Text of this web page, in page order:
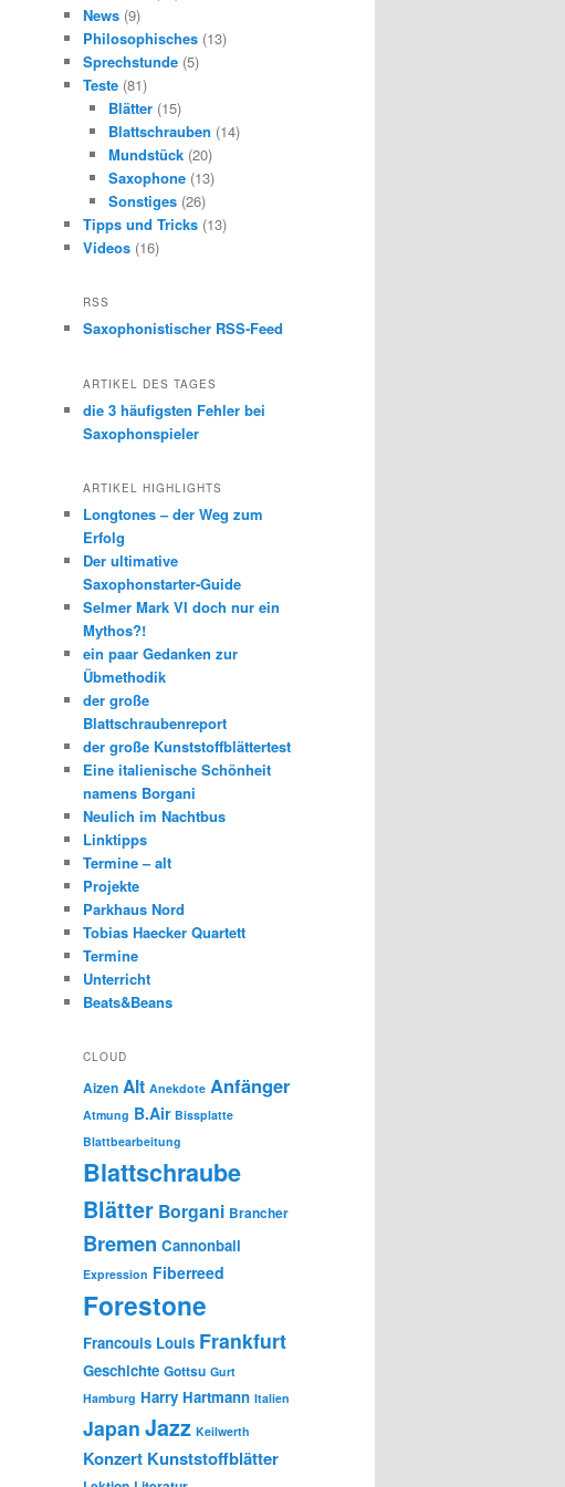
News (9)
Philosophisches (13)
Sprechstunde (5)
Teste (81)
Blätter(15)
Blattschrauben (14)
Mundstück(20)
Saxophone(13)
Sonstiges(26)
Tipps und Tricks (13)
Videos (16)
RSS
Saxophonistischer RSS-Feed
ARTIKEL DES TAGES
die 3 häufigsten Fehler bei
Saxophonspieler
ARTIKEL HIGHLIGHTS
Longtones – der Weg zum
Erfolg
Der ultimative
Saxophonstarter-Guide
Selmer Mark VI doch nur ein
Mythos?!
ein paar Gedanken zur
Übmethodik
der große
Blattschraubenreport
der große Kunststoffblättertest
Eine italienische Schönheit
namens Borgani
Neulich im Nachtbus
Linktipps
Termine – alt
Projekte
Parkhaus Nord
Tobias Haecker Quartett
Termine
Unterricht
Beats&Beans
CLOUD
Aizen Alt Anekdote Anfänger
Atmung B.Air Bissplatte
Blattbearbeitung
Blattschraube
Blätter Borgani Brancher
Bremen Cannonball
Expression Fiberreed
Forestone
Francouis Louis Frankfurt
Geschichte Gottsu Gurt
Hamburg Harry Hartmann Italien
Japan Jazz Keilwerth
Konzert Kunststoffblätter